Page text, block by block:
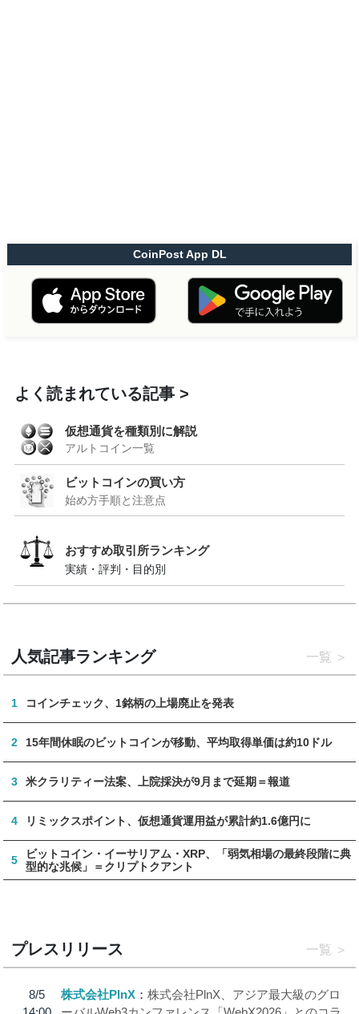
CoinPost App DL
よく読まれている記事
仮想通貨を種類別に解説
アルトコイン一覧
ビットコインの買い方
始め方手順と注意点
おすすめ取引所ランキング
実績・評判・目的別
人気記事ランキング 一覧
1 コインチェック、1銘柄の上場廃止を発表
2 15年間休眠のビットコインが移動、平均取得単価は約10ドル
3 米クラリティー法案、上院採決が9月まで延期＝報道
4 リミックスポイント、仮想通貨運用益が累計約1.6億円に
5
ビットコイン・イーサリアム・XRP、「弱気相場の最終段階に典
型的な兆候」＝クリプトクアント
プレスリリース 一覧
8/5
株式会社PlnX
株式会社PlnX、アジア最大級のグロ